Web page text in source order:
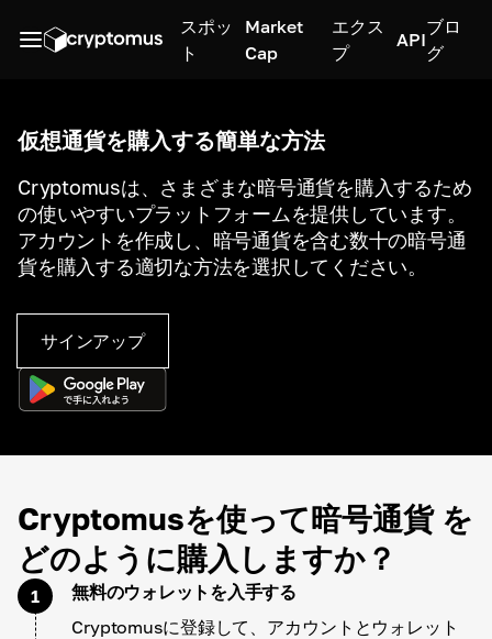
スポッ
ト
Market
Cap
エクス
プ
API
ブロ
グ
仮想通貨を購入する簡単な方法
Cryptomusは、さまざまな暗号通貨を購入するため
の使いやすいプラットフォームを提供しています。
アカウントを作成し、暗号通貨を含む数十の暗号通
貨を購入する適切な方法を選択してください。
サインアップ
Cryptomusを使って暗号通貨 を
どのように購入しますか？
1
無料のウォレットを入手する
Cryptomusに登録して、アカウントとウォレット